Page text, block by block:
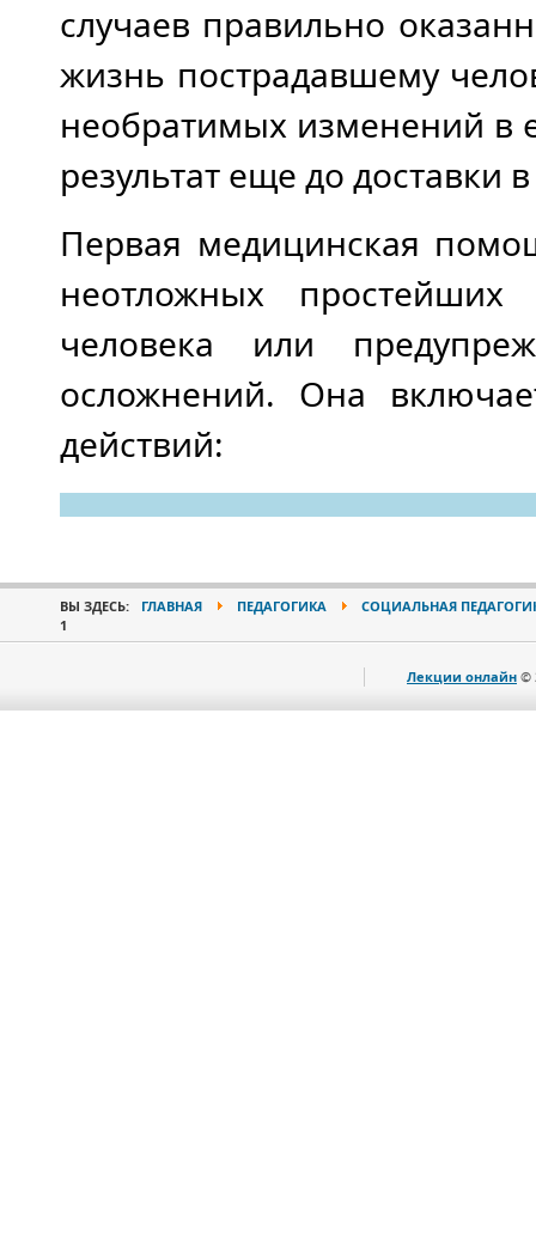
случаев правильно
жизнь пострадавшему
необратимых изменений в
результат еще до доставки
Первая медицинская
неотложных
человека или
осложнений. Она
действий:
ВЫ ЗДЕСЬ: ГЛАВНАЯ ПЕДАГОГИКА
СОЦИАЛЬНАЯ
1
Лекции онлайн ©